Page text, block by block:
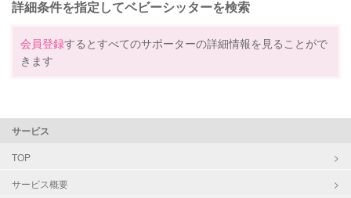
詳細条件を指定してベビーシッターを検索
会員登録するとすべてのサポーターの詳細情報を見ることがで
きます
サービス
TOP
サービス概要